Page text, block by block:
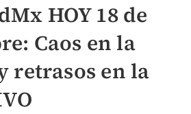
HOY 18 de
Caos en la
retrasos en la